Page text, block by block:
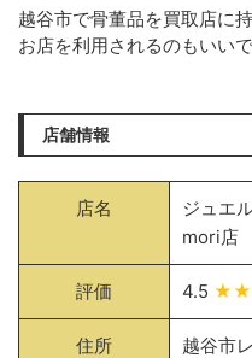
越谷市で骨董品を買取店に
お店を利用されるのもいいで
店舗情報
店名
ジュエ
mori店
評価 4.5
住所
越谷市